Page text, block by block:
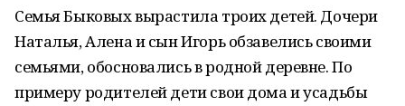
Семья Быковых вырастила троих детей. Дочери
Наталья, Алена и сын Игорь обзавелись своими
семьями, обосновались в родной деревне. По
примеру родителей дети свои дома и усадьбы